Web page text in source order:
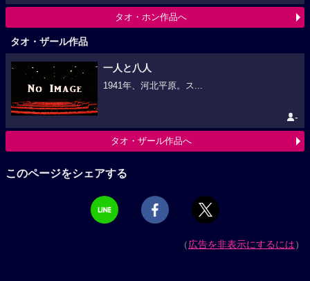
タオ・ホン作品へ
タオ・ザール作品
一人と八人
1941年、河北平原。ス...
-
タオ・ザール作品へ
このページをシェアする
（広告を非表示にするには）